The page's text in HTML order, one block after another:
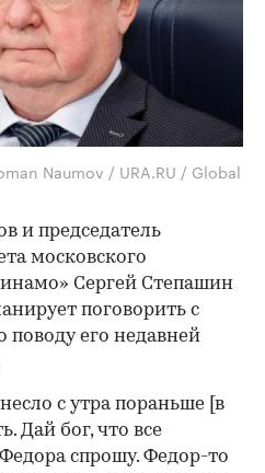
Naumov / URA.RU / Global
и председатель
московского
Сергей Степашин
поговорить с
его недавней
с утра пораньше [в
Дай бог, что все
спрошу. Федор-то